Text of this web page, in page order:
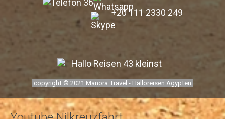
Ab Alexandria Hafen
Alexandria Tagestour
Kairo Tagestour
2 Tage Kairo und Pyramiden
Ab Safaga Hafen
Von Luxor in die Oase Kharga
+20 111 2330 249
copyright © 2021 Manora Travel - Halloreisen Ägypten